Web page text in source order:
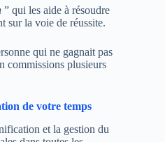
” qui les aide à résoudre
sur la voie de réussite.
qui ne gagnait pas
commissions plusieurs
de votre temps
et la gestion du